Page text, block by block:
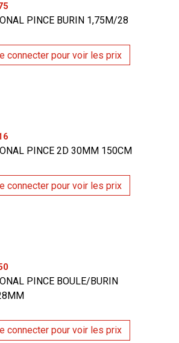
PINCE BURIN 1,75M/28
connecter pour voir les prix
PINCE 2D 30MM 150CM
connecter pour voir les prix
PINCE BOULE/BURIN
connecter pour voir les prix